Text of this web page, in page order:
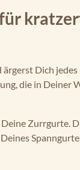
Dich
die in Deiner
Zurrgurte.